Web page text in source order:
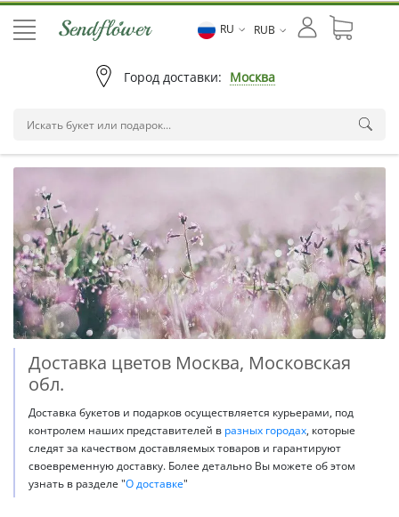
RU RUB
Город доставки: Москва
Доставка цветов Москва, Московская
обл.
Доставка букетов и подарков осуществляется курьерами, под
контролем наших представителей в разных городах, которые
следят за качеством доставляемых товаров и гарантируют
своевременную доставку. Более детально Вы можете об этом
узнать в разделе "О доставке"